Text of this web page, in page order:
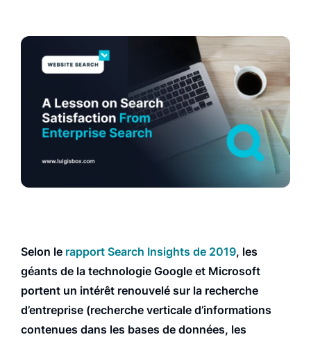
Selon le rapport Search Insights de 2019, les
géants de la technologie Google et Microsoft
portent un intérêt renouvelé sur la recherche
d’entreprise (recherche verticale d’informations
contenues dans les bases de données, les